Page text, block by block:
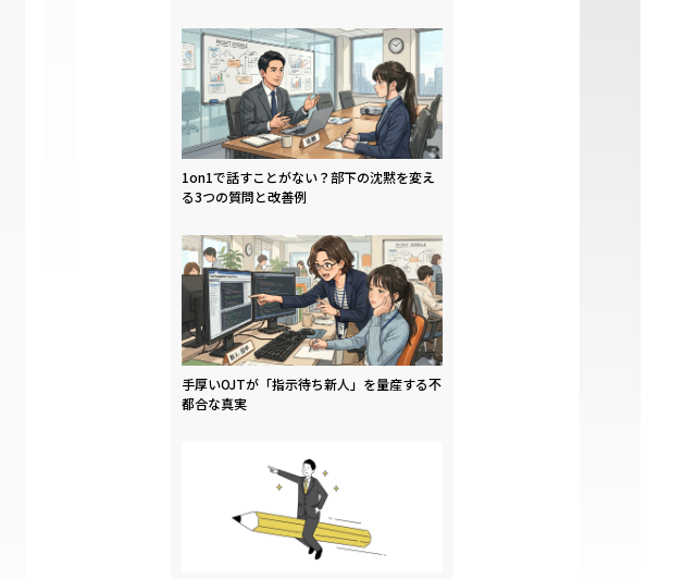
1on1で話すことがない？部下の沈黙を変え
る3つの質問と改善例
手厚いOJTが「指示待ち新人」を量産する不
都合な真実